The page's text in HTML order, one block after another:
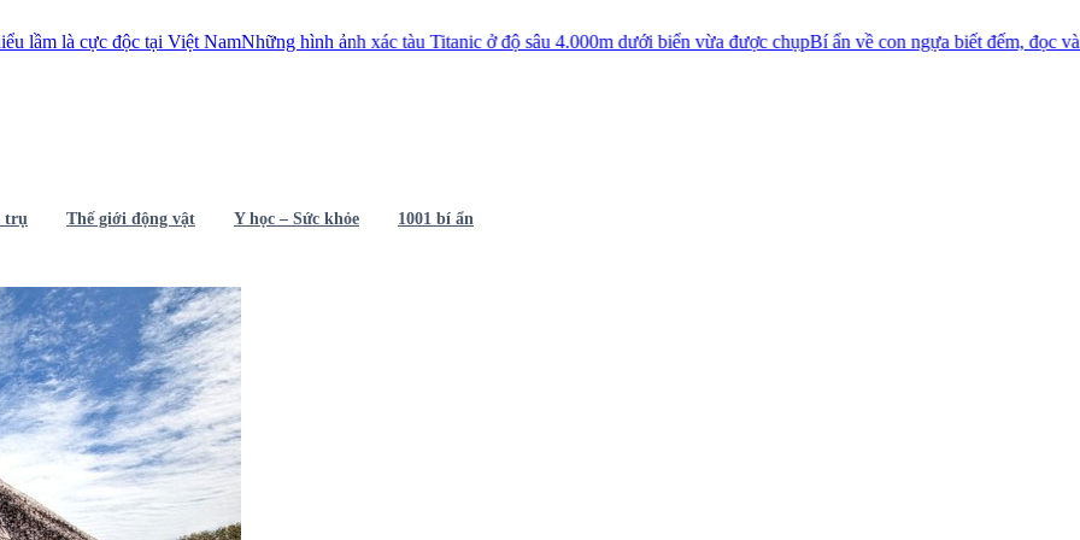
tại Việt NamNhững hình ảnh xác tàu Titanic ở độ sâu 4.000m dưới biển vừa được chụpBí ẩn về con ngựa biết đếm, đọc và viếtNền văn
trụ Thế giới động vật Y học – Sức khỏe 1001 bí ẩn